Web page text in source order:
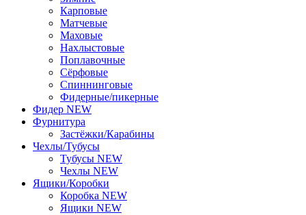
Карповые
Матчевые
Маховые
Нахлыстовые
Поплавочные
Сёрфовые
Спиннинговые
Фидерные/пикерные
Фидер NEW
Фурнитура
Застёжки/Карабины
Чехлы/Тубусы
Тубусы NEW
Чехлы NEW
Ящики/Коробки
Коробка NEW
Ящики NEW